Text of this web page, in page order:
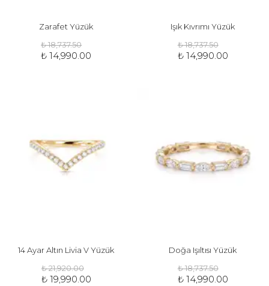
Zarafet Yüzük
₺ 18,737.50
₺ 14,990.00
Işık Kıvrımı Yüzük
₺ 18,737.50
₺ 14,990.00
14 Ayar Altın Livia V Yüzük
₺ 21,920.00
₺ 19,990.00
Doğa Işıltısı Yüzük
₺ 18,737.50
₺ 14,990.00